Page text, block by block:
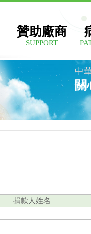
贊助廠商
SUPPORT
中
關
捐款人姓名